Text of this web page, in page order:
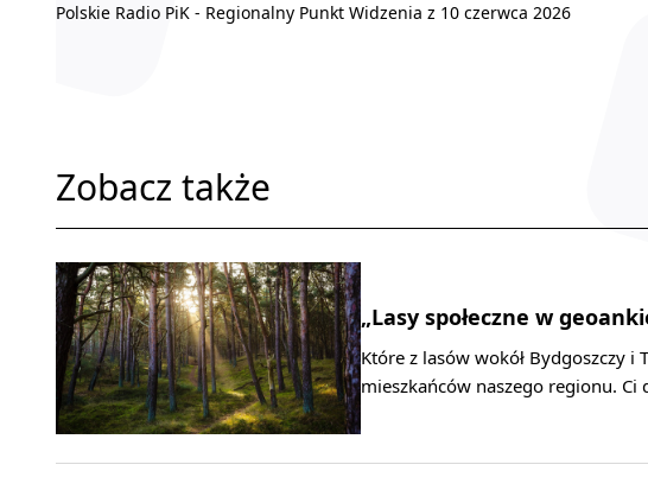
Polskie Radio PiK - Regionalny Punkt Widzenia z 10 czerwca 2026
Zobacz także
„Lasy społeczne w
Które z lasów wokół Bydgoszczy i
mieszkańców naszego regionu.